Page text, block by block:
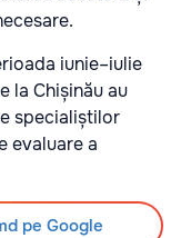
iunie–iulie
la Chișinău au
specialiștilor
evaluare a
pe Google